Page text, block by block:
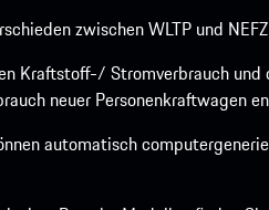
zwischen WLTP und
Kraftstoff-/ Stromverbrauch und
neuer Personenkraftwagen
automatisch